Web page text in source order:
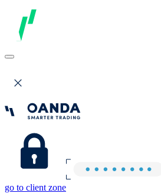
go to client zone